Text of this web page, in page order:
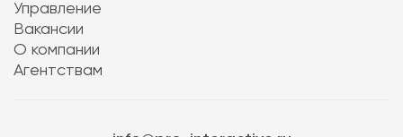
Управление
Вакансии
О компании
Агентствам